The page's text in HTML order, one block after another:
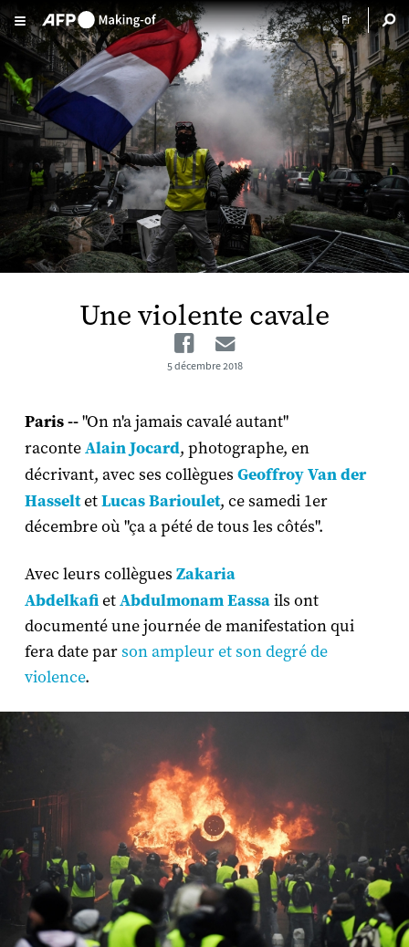
Aller au contenu principal
Une violente cavale
Facebook
5 décembre 2018
Paris --"On n'a jamais cavalé autant"
raconteAlain Jocard, photographe, en
décrivant, avec ses collègues Geoffroy Van der
Hasselt etLucas Barioulet, ce samedi 1er
décembre où "ça a pété de tous les côtés".
Avec leurs collègues Zakaria
Abdelkafi etAbdulmonamEassails ont
documenté une journée de manifestation qui
fera date parson ampleur et son degré de
violence.